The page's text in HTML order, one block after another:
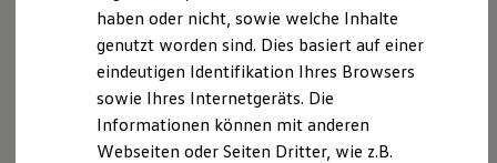
Elektro - & Hybridfahrzeuge
Unser Ansatz
Klimafreundlicher Strom
Reichweite & Ladelösungen
Reichweitensimulator
Ladezeitensimulator
Ladelösungen für Privatkunden
Ladelösungen für Gewerbekunden
haben oder nicht, sowie welche Inhalte
genutzt worden sind. Dies basiert auf einer
eindeutigen Identifikation Ihres Browsers
sowie Ihres Internetgeräts. Die
Informationen können mit anderen
Webseiten oder Seiten Dritter, wie z.B.